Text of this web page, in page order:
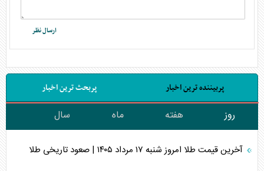
پربیننده ترین اخبار پربحث ترین اخبار
روز هفته ماه سال
آخرین قیمت طلا امروز شنبه ۱۷ مرداد ۱۴۰۵ | صعود تاریخی طلا